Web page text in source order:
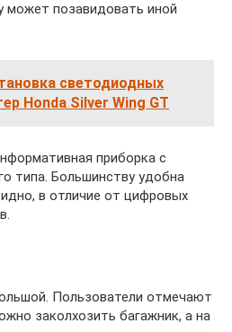
может позавидовать иной
светодиодных
Honda Silver Wing GT
приборка с
типа. Большинству удобна
в отличие от цифровых
Пользователи отмечают
заколхозить багажник, а на